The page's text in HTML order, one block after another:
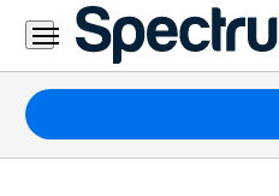
Residencial
Business
Paquetes
Internet